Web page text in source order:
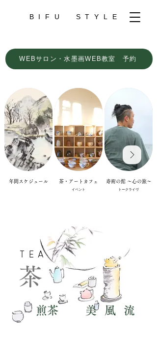
BIFU STYLE
WEBサロン・水墨画WEB教室 予約
年間スケジュール 茶・アートカフェ
イベント
寿術の館 ～心の旅～
トークライヴ
​茶
​煎茶 美風流
TEA